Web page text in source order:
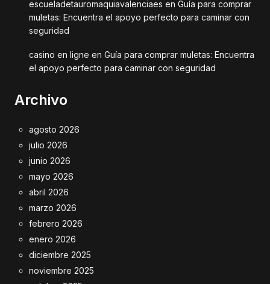
escueladetauromaquiavalenciaes en Guía para comprar
muletas: Encuentra el apoyo perfecto para caminar con
seguridad
casino en ligne en Guía para comprar muletas: Encuentra
el apoyo perfecto para caminar con seguridad
Archivo
agosto 2026
julio 2026
junio 2026
mayo 2026
abril 2026
marzo 2026
febrero 2026
enero 2026
diciembre 2025
noviembre 2025